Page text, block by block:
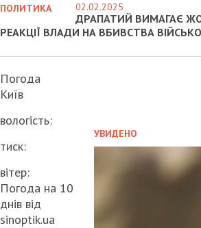
УВИДЕНО
ПОЛИТИКА 02.02.2025
ДРАПАТИЙ ВИМАГАЄ
РЕАКЦІЇ ВЛАДИ НА ВБИВСТВА
Погода
Київ
вологість:
тиск:
вітер:
Погода на 10
днів від
sinoptik.ua